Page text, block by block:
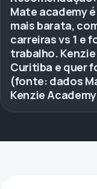
Mate academy
mais barata,
carreiras vs 1 e
trabalho.
Curitiba e quer
(fonte: dados
Kenzie